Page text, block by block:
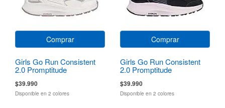
Comprar
Girls Go Run Consistent
2.0 Promptitude
$39.990
Disponible en 2 colores
Comprar
Girls Go Run Consistent
2.0 Promptitude
$39.990
Disponible en 2 colores